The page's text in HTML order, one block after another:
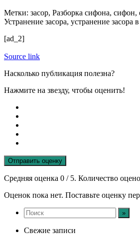
Метки: засор, Разборка сифона,
Устранение засора, устранение засора
[ad_2]
Source link
Насколько публикация полезна?
Нажмите на звезду, чтобы оценить!
Отправить оценку
Средняя оценка 0 / 5. Количество
Оценок пока нет. Поставьте оценку
Свежие записи